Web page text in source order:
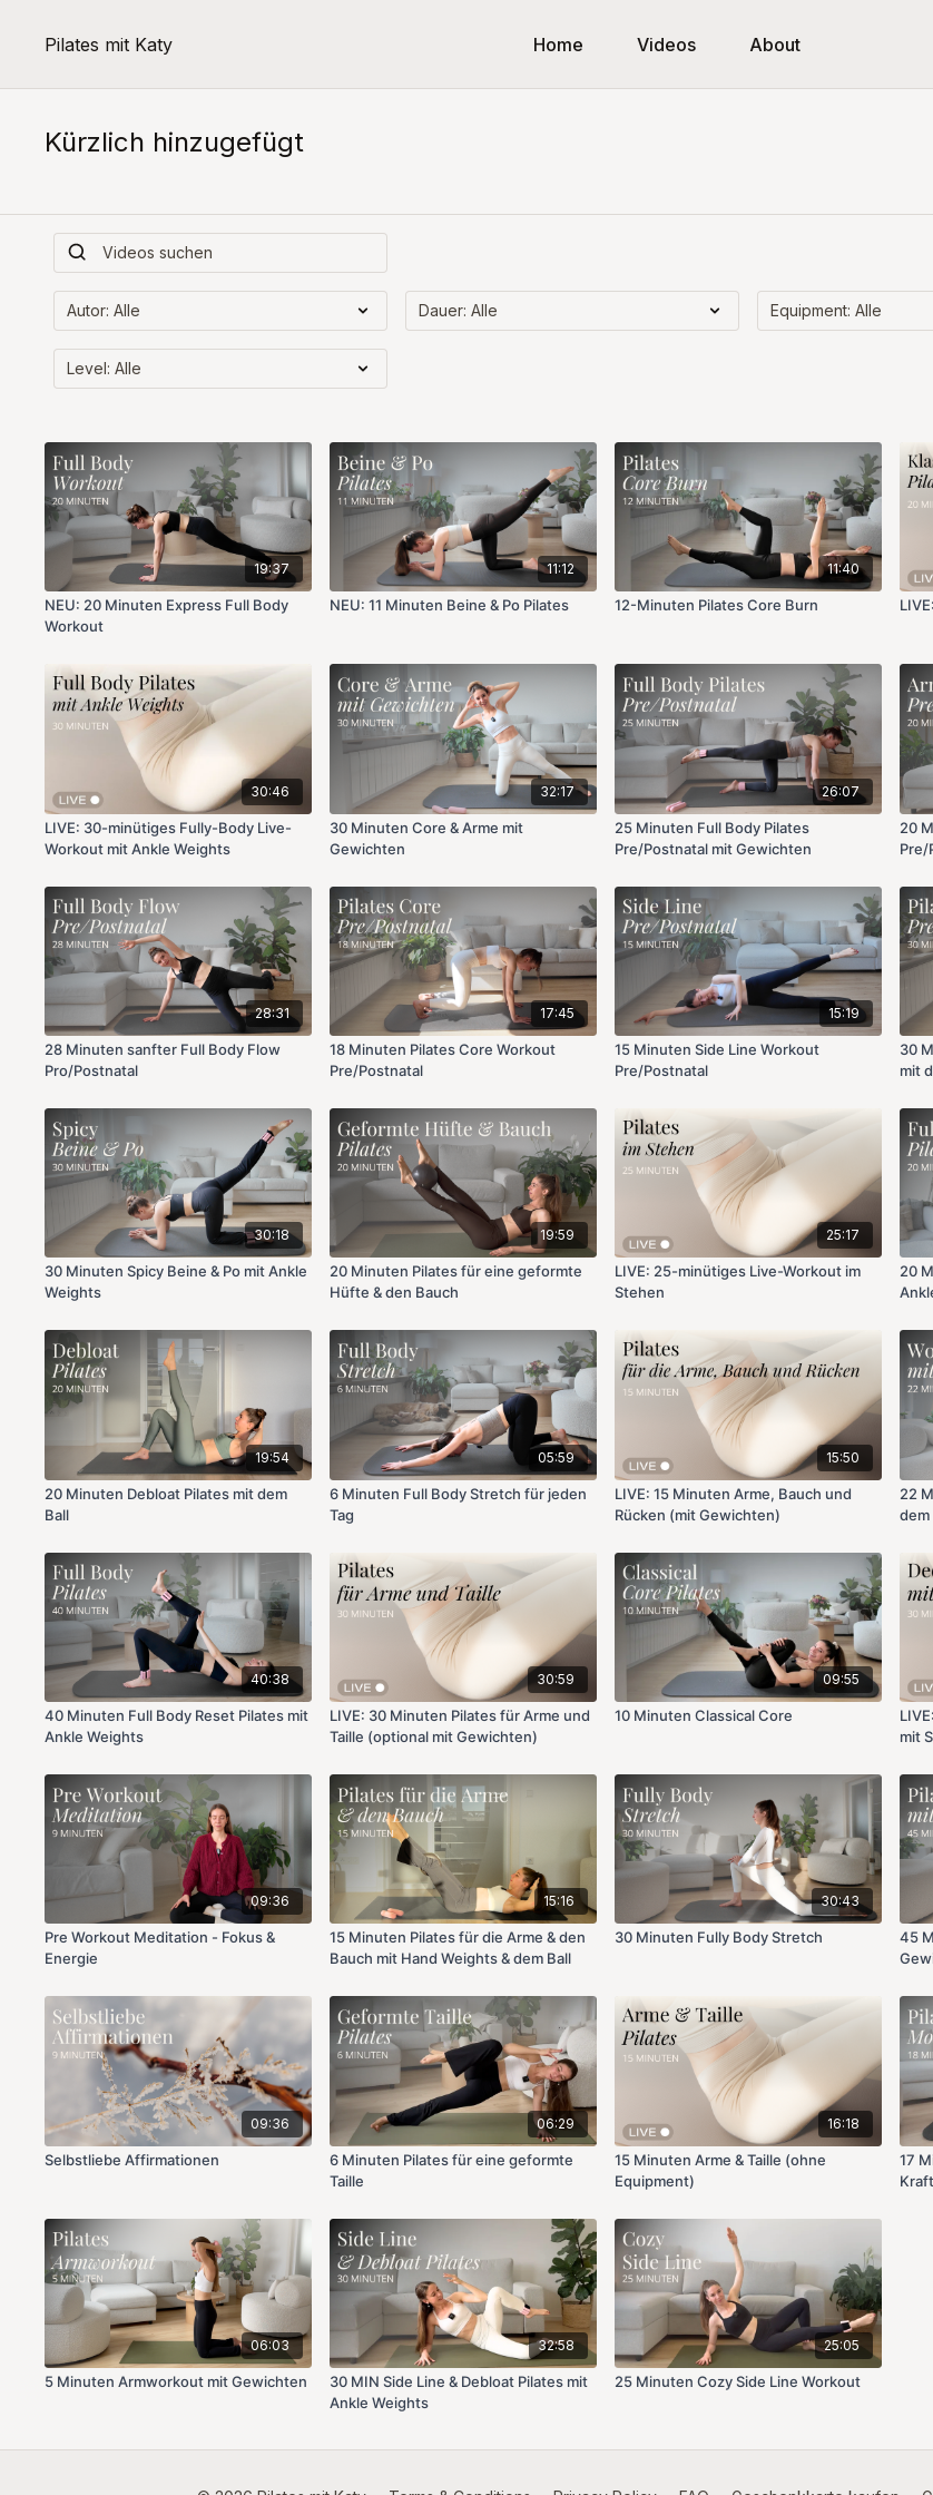
Pilates mit Katy Home Videos About
Kürzlich hinzugefügt
19:37
NEU: 20 Minuten Express Full Body
Workout
11:12
NEU: 11 Minuten Beine & Po Pilates
11:40
12-Minuten Pilates Core Burn
30:46
LIVE: 30-minütiges Fully-Body Live-
Workout mit Ankle Weights
32:17
30 Minuten Core & Arme mit
Gewichten
26:07
25 Minuten Full Body Pilates
Pre/Postnatal mit Gewichten
20
Pre/
28:31
28 Minuten sanfter Full Body Flow
Pro/Postnatal
17:45
18 Minuten Pilates Core Workout
Pre/Postnatal
15:19
15 Minuten Side Line Workout
Pre/Postnatal
30
mit
30:18
30 Minuten Spicy Beine & Po mit Ankle
Weights
19:59
20 Minuten Pilates für eine geformte
Hüfte & den Bauch
25:17
LIVE: 25-minütiges Live-Workout im
Stehen
20
19:54
20 Minuten Debloat Pilates mit dem
Ball
05:59
6 Minuten Full Body Stretch für jeden
Tag
15:50
LIVE: 15 Minuten Arme, Bauch und
Rücken (mit Gewichten)
22
dem
40:38
40 Minuten Full Body Reset Pilates mit
Ankle Weights
30:59
LIVE: 30 Minuten Pilates für Arme und
Taille (optional mit Gewichten)
09:55
10 Minuten Classical Core
mit
09:36
Pre Workout Meditation - Fokus &
Energie
15:16
15 Minuten Pilates für die Arme & den
Bauch mit Hand Weights & dem Ball
30:43
30 Minuten Fully Body Stretch
45
09:36
Selbstliebe Affirmationen
06:29
6 Minuten Pilates für eine geformte
Taille
16:18
15 Minuten Arme & Taille (ohne
Equipment)
17
06:03
5 Minuten Armworkout mit Gewichten
32:58
30 MIN Side Line & Debloat Pilates mit
Ankle Weights
25:05
25 Minuten Cozy Side Line Workout